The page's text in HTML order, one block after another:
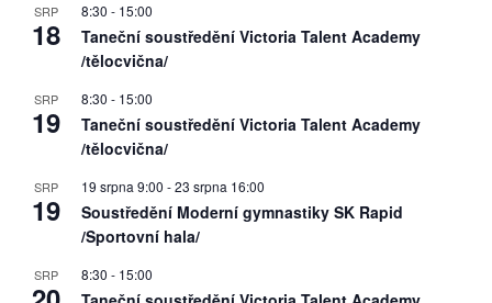
SRP
18
8:30 - 15:00
Taneční soustředění Victoria Talent Academy
/tělocvična/
SRP
19
8:30 - 15:00
Taneční soustředění Victoria Talent Academy
/tělocvična/
SRP
19
19 srpna 9:00 -23 srpna 16:00
Soustředění Moderní gymnastiky SK Rapid
/Sportovní hala/
SRP 8:30 - 15:00